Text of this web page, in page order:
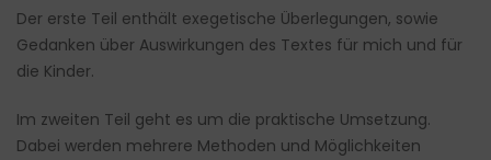
Der erste Teil enthält exegetische Überlegungen, sowie
Gedanken über Auswirkungen des Textes für mich und für
die Kinder.
Im zweiten Teil geht es um die praktische Umsetzung.
Dabei werden mehrere Methoden und Möglichkeiten